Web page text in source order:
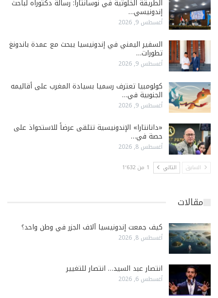
الطريقة الخلوتية في نوسانتارا: رسالة دكتوراه لباحث
إندونيسي…
أغسطس 9, 2026
السفير اليمني في إندونيسيا يبحث مع عمدة باندونغ
تطورات…
أغسطس 9, 2026
كولومبيا تعترف رسميا بسيادة المغرب على أقاليمه
الجنوبية في…
أغسطس 9, 2026
«دانانتارا» الإندونيسية تتلقى عرضاً للاستحواذ على
حصة في…
أغسطس 8, 2026
السابق التالي 1 من 1٬632
مقالات
كيف جمعت إندونيسيا آلاف الجزر في وطن واحد؟
أغسطس 8, 2026
انتصار عبد السيد… انتصار للتغيير
أغسطس 6, 2026